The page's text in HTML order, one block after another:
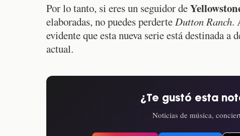
Por lo tanto, si eres un seguidor de
elaboradas, no puedes perderteDutton Ranch.
evidente que esta nueva serie está destinada
actual.
¿Te gustó esta
Noticias de música,